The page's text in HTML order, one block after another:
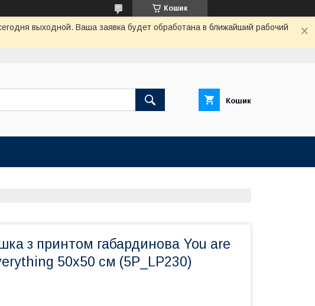
Кошик
выходной. Ваша заявка будет обработана в ближайший рабочий
Кошик
з принтом габардинова You are
50x50 см (5P_LP230)